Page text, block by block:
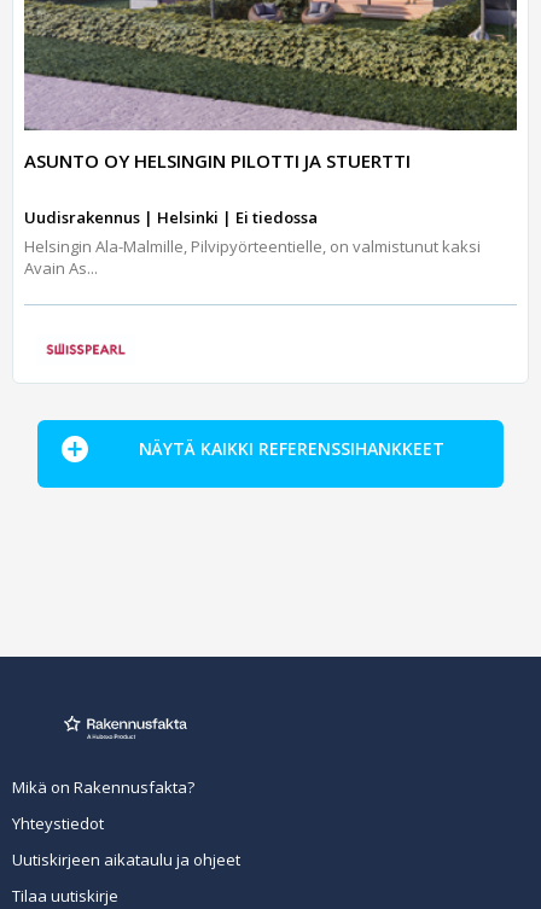
ASUNTO OY HELSINGIN PILOTTI JA STUERTTI
Uudisrakennus | Helsinki | Ei tiedossa
Helsingin Ala-Malmille, Pilvipyörteentielle, on valmistunut kaksi
Avain As...
NÄYTÄ KAIKKI REFERENSSIHANKKEET
Mikä on Rakennusfakta?
Yhteystiedot
Uutiskirjeen aikataulu ja ohjeet
Tilaa uutiskirje